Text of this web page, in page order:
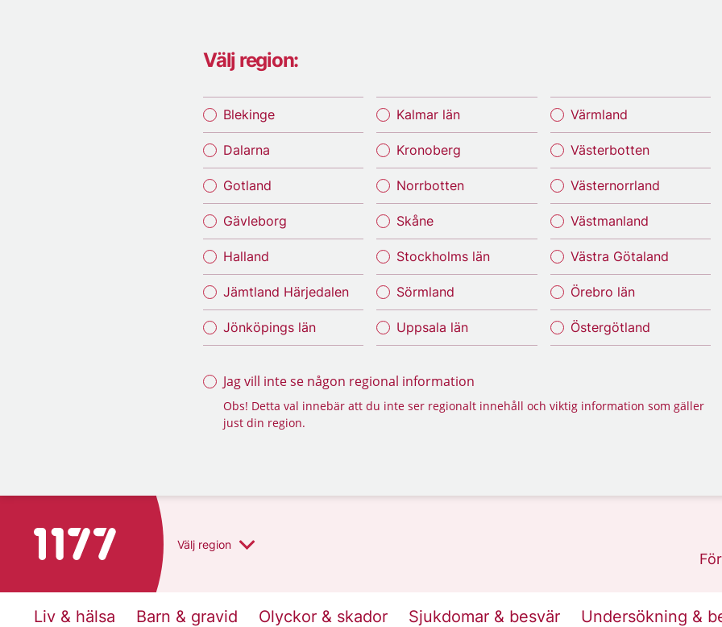
Välj region:
Blekinge
Dalarna
Gotland
Gävleborg
Halland
Jämtland Härjedalen
Jönköpings län
Kalmar län
Kronoberg
Norrbotten
Skåne
Stockholms län
Sörmland
Uppsala län
Värmland
Västerbotten
Västernorrland
Västmanland
Västra Götaland
Örebro län
Östergötland
Jag vill inte se någon regional information
Obs! Detta val innebär att du inte ser regionalt innehåll och viktig information som gäller
just din region.
To start page for 1177 Välj region
Liv & hälsa Barn & gravid Olyckor & skador Sjukdomar & besvär Undersökning &